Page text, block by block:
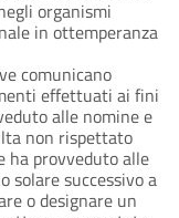
organismi
in ottemperanza
comunicano
effettuati ai fini
alle nomine e
non rispettato
ha provveduto alle
solare successivo a
o designare un